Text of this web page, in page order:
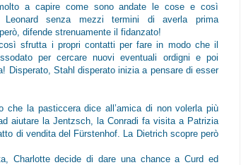
a capire come sono andate le cose e così
Leonard senza mezzi termini di averla prima
difende strenuamente il fidanzato!
sfrutta i propri contatti per fare in modo che il
per cercare nuovi eventuali ordigni e poi
Disperato, Stahl disperato inizia a pensare di esser
che la pasticcera dice all’amica di non volerla più
aiutare la Jentzsch, la Conradi fa visita a Patrizia
di vendita del Fürstenhof. La Dietrich scopre però
Charlotte decide di dare una chance a Curd ed